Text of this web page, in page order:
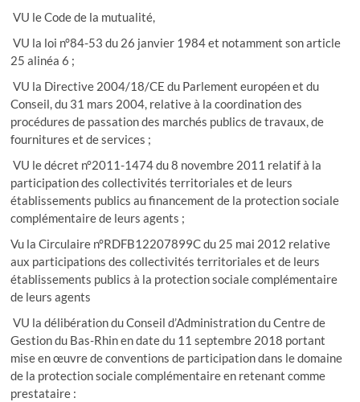
VU le Code de la mutualité,
VU la loi n°84-53 du 26 janvier 1984 et notamment son article
25 alinéa 6 ;
VU la Directive 2004/18/CE du Parlement européen et du
Conseil, du 31 mars 2004, relative à la coordination des
procédures de passation des marchés publics de travaux, de
fournitures et de services ;
VU le décret n°2011-1474 du 8 novembre 2011 relatif à la
participation des collectivités territoriales et de leurs
établissements publics au financement de la protection sociale
complémentaire de leurs agents ;
Vu la Circulaire n°RDFB12207899C du 25 mai 2012 relative
aux participations des collectivités territoriales et de leurs
établissements publics à la protection sociale complémentaire
de leurs agents
VU la délibération du Conseil d’Administration du Centre de
Gestion du Bas-Rhin en date du 11 septembre 2018 portant
mise en œuvre de conventions de participation dans le domaine
de la protection sociale complémentaire en retenant comme
prestataire :